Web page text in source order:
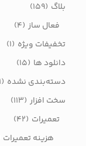
بلاگ (159)
فعال ساز (4)
تخفیفات ویژه (1)
دانلود ها (15)
دسته‌بندی نشده (1)
سخت افزار (113)
تعمیرات (42)
هزینه تعمیرات